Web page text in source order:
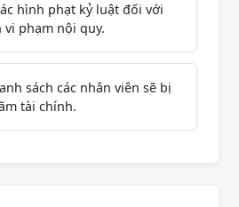
hình phạt kỷ luật đối với
phạm nội quy.
sách các nhân viên sẽ bị
tài chính.